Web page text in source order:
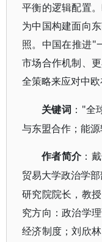
平衡的逻辑配置
为中国构建面向
照。中国在推进"
市场合作机制、
全策略来应对中欧
关键词 ： "全
与东盟合作；能
作者简介：
贸易大学政治学
研究院院长，教
究方向：政治学
经济制度；刘欣